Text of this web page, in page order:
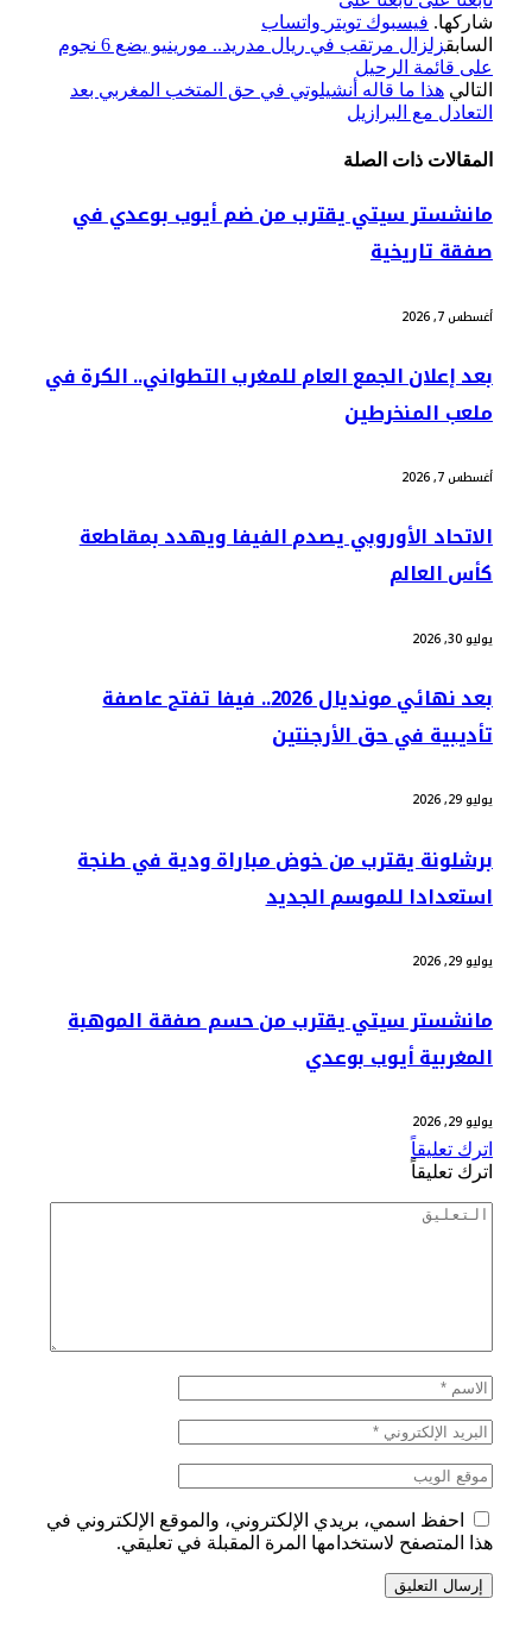
شاركها. فيسبوك تويتر واتساب
السابق
زلزال مرتقب في ريال مدريد.. مورينيو يضع 6 نجوم
على قائمة الرحيل
التالي هذا ما قاله أنشيلوتي في حق المتخب المغربي بعد
التعادل مع البرازيل
المقالات ذات الصلة
مانشستر سيتي يقترب من ضم أيوب بوعدي في
صفقة تاريخية
أغسطس 7, 2026
بعد إعلان الجمع العام للمغرب التطواني.. الكرة في
ملعب المنخرطين
أغسطس 7, 2026
الاتحاد الأوروبي يصدم الفيفا ويهدد بمقاطعة
كأس العالم
يوليو 30, 2026
بعد نهائي مونديال 2026.. فيفا تفتح عاصفة
تأديبية في حق الأرجنتين
يوليو 29, 2026
برشلونة يقترب من خوض مباراة ودية في طنجة
استعدادا للموسم الجديد
يوليو 29, 2026
مانشستر سيتي يقترب من حسم صفقة الموهبة
المغربية أيوب بوعدي
يوليو 29, 2026
اترك تعليقاً
اترك تعليقاً
احفظ اسمي، بريدي الإلكتروني، والموقع الإلكتروني في
هذا المتصفح لاستخدامها المرة المقبلة في تعليقي.